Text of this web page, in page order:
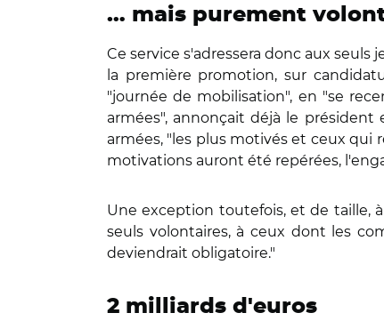
… mais purement
Ce service s'adressera donc aux
la première promotion, sur
"journée de mobilisation", en "se
armées", annonçait déjà le
armées, "les plus motivés et ceux qui
motivations auront été repérées,
Une exception toutefois, et de taille,
seuls volontaires, à ceux dont les
deviendrait obligatoire."
2 milliards d'euros